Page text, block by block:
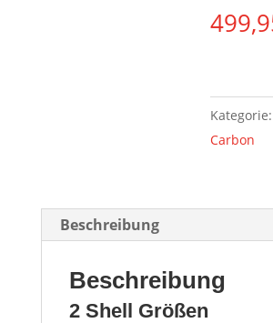
Kategorie:
Carbon
Beschreibung
Beschreibung
2 Shell Größen